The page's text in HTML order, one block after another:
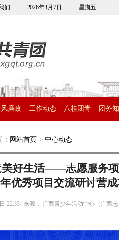
们 2026年8月7日 星期五
风廉政 工作动态 八桂团青 团务
网站首页-> 中心动态
好生活——志愿服务项
年优秀项目交流研讨营
22:33 来源： 广西青少年活动中心（广西志